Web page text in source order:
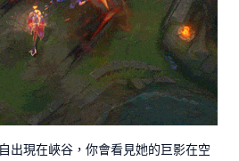
出現在峽谷，你會看見她的巨影在空